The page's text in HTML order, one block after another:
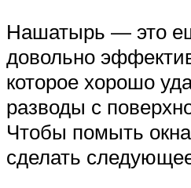
Нашатырь — это
довольно
которое хорошо
разводы с
Чтобы помыть
сделать